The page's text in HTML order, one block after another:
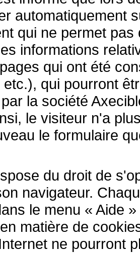
automatiquement
qui ne permet
informations
qui ont été
qui pourront
la société
le visiteur n'a
le formulaire
du droit de
navigateur.
le menu « Aide
matière de
ne pourront